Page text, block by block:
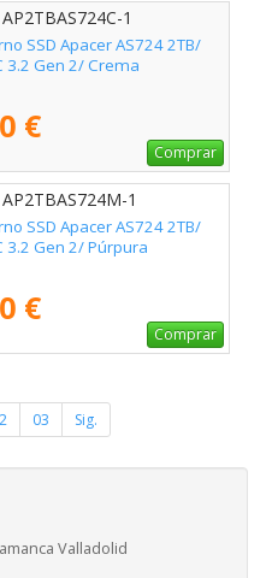
1
SSD Apacer AS724 2TB/
3.2 Gen 2/ Crema
€
Comprar
1
SSD Apacer AS724 2TB/
3.2 Gen 2/ Púrpura
€
Comprar
03 Sig.
Valladolid